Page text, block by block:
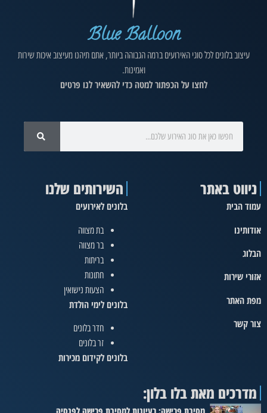
Blue Balloon
עיצוב בלונים לכל סוגי האירועים ברמה הגבוהה ביותר, אתם תיהנו מעיצוב איכות שירות
ואמינות.
לחצו על הכפתור למטה כדי להשאיר לנו פרטים
ניווט באתר
עמוד הבית
אודותינו
הבלוג
אזורי שירות
מפת האתר
צור קשר
השירותים שלנו
בלונים לאירועים
בת מצווה
בר מצווה
בריתות
חתונות
הצעות נישואין
בלונים לימי הולדת
חדר בלונים
זר בלונים
בלונים לקידום מכירות
מדרכים מאת בלו בלון: